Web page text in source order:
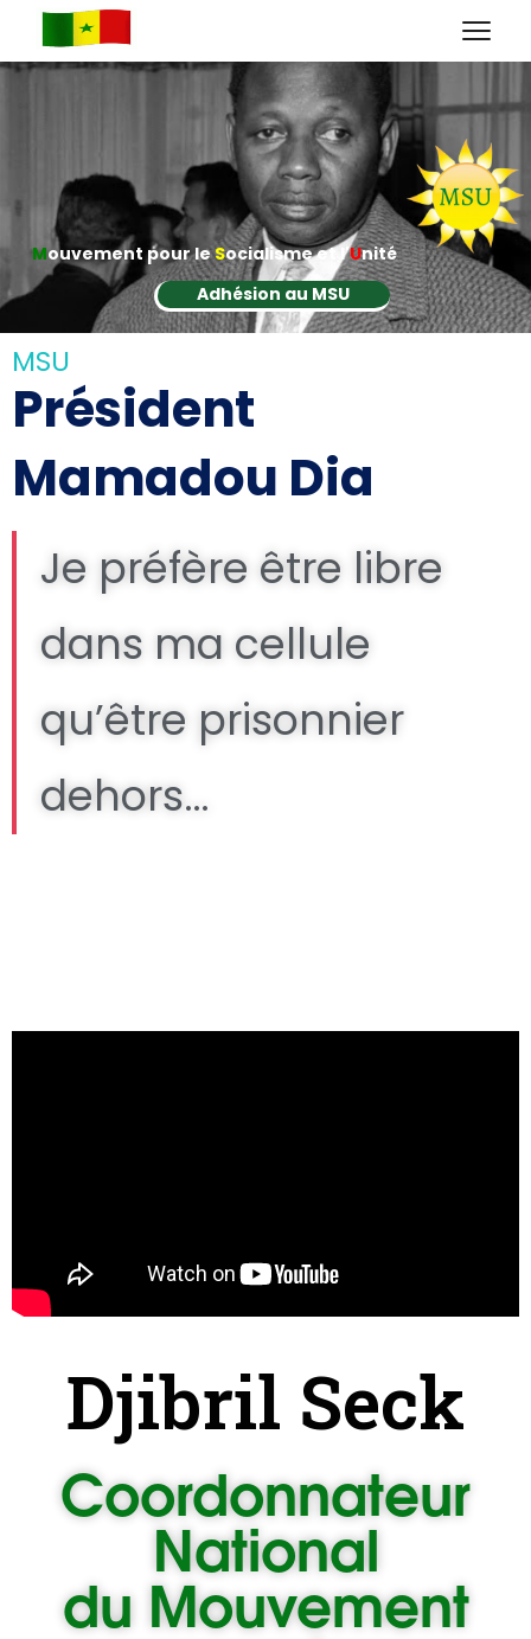
Mouvement pour leSocialisme et l'Unité
Adhésion au MSU
MSU
Président
Mamadou Dia
Je préfère être libre
dans ma cellule
qu’être prisonnier
dehors…
Djibril Seck
Coordonnateur
National
du Mouvement